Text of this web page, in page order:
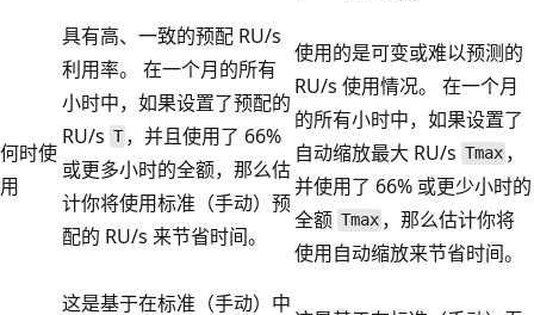
何时使
用
具有高、一致的预配 RU/s
利用率。 在一个月的所有
小时中，如果设置了预配的
RU/s T ，并且使用了 66%
或更多小时的全额，那么估
计你将使用标准（手动）预
配的 RU/s 来节省时间。
这是基于在标准（手动）中
使用的是可变或难以预测的
RU/s 使用情况。 在一个月
的所有小时中，如果设置了
自动缩放最大 RU/s Tmax ，
并使用了 66% 或更少小时的
全额 Tmax ，那么估计你将
使用自动缩放来节省时间。